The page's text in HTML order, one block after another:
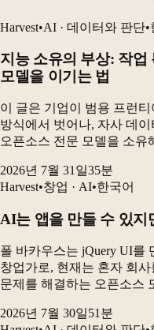
Harvest•AI · 데이터와 판단•
지능 소유의 부상: 작업
모델을 이기는 법
이 글은 기업이 범용 프런
방식에서 벗어나, 자사 데
오픈소스 전문 모델을 소유
파라미터 오픈소스 모델은
2026년 7월 31일35분
Harvest•창업 · AI•한국어
AI는 앱을 만들 수 있지
폴 바카우스는 jQuery UI를
창업가로, 현재는 혼자 회
문제를 해결하는 오픈소스
창의성보다 “무엇을 하지...
2026년 7월 30일51 분